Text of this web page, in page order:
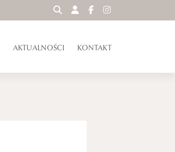
AKTUALNOŚCI KONTAKT